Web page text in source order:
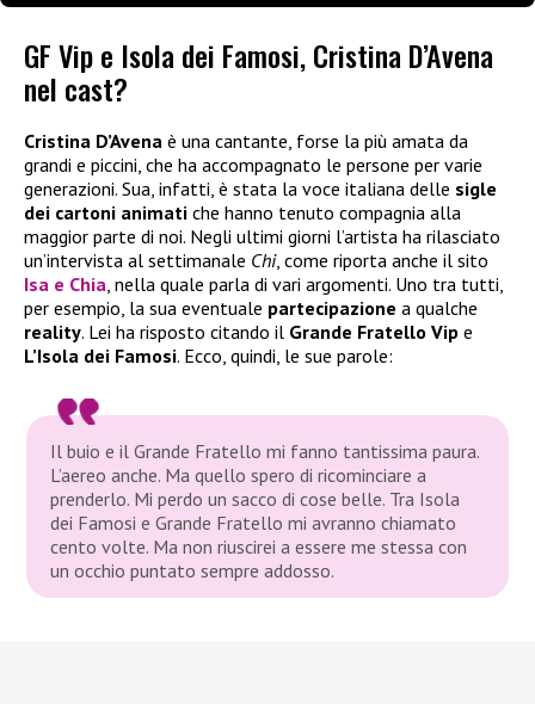
GF Vip e Isola dei Famosi, Cristina D’Avena
nel cast?
Cristina D’Avena è una cantante, forse la più amata da
grandi e piccini, che ha accompagnato le persone per varie
generazioni. Sua, infatti, è stata la voce italiana delle sigle
dei cartoni animati che hanno tenuto compagnia alla
maggior parte di noi. Negli ultimi giorni l’artista ha rilasciato
un’intervista al settimanale Chi, come riporta anche il sito
Isa e Chia, nella quale parla di vari argomenti. Uno tra tutti,
per esempio, la sua eventuale partecipazione a qualche
reality. Lei ha risposto citando il Grande Fratello Vip e
L’Isola dei Famosi. Ecco, quindi, le sue parole:
Il buio e il Grande Fratello mi fanno tantissima paura.
L’aereo anche. Ma quello spero di ricominciare a
prenderlo. Mi perdo un sacco di cose belle. Tra Isola
dei Famosi e Grande Fratello mi avranno chiamato
cento volte. Ma non riuscirei a essere me stessa con
un occhio puntato sempre addosso.